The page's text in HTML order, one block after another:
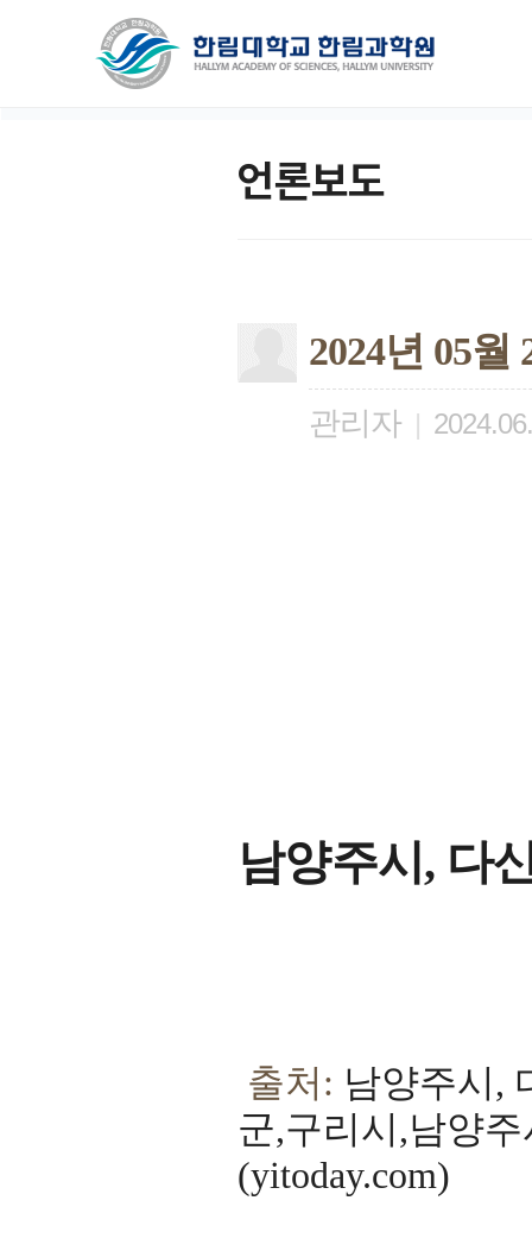
언론보도
2024년 05
관리자 |
남양주시, 다
출처: 남양주시,
군,구리시,남양
(yitoday.com)